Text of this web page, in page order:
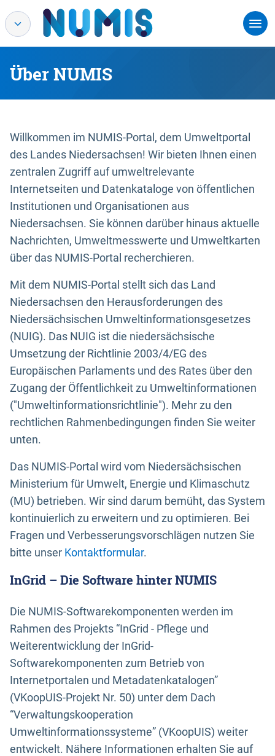
Über NUMIS
Willkommen im NUMIS-Portal, dem Umweltportal
des Landes Niedersachsen! Wir bieten Ihnen einen
zentralen Zugriff auf umweltrelevante
Internetseiten und Datenkataloge von öffentlichen
Institutionen und Organisationen aus
Niedersachsen. Sie können darüber hinaus aktuelle
Nachrichten, Umweltmesswerte und Umweltkarten
über das NUMIS-Portal recherchieren.
Mit dem NUMIS-Portal stellt sich das Land
Niedersachsen den Herausforderungen des
Niedersächsischen Umweltinformationsgesetzes
(NUIG). Das NUIG ist die niedersächsische
Umsetzung der Richtlinie 2003/4/EG des
Europäischen Parlaments und des Rates über den
Zugang der Öffentlichkeit zu Umweltinformationen
("Umweltinformationsrichtlinie"). Mehr zu den
rechtlichen Rahmenbedingungen finden Sie weiter
unten.
Das NUMIS-Portal wird vom Niedersächsischen
Ministerium für Umwelt, Energie und Klimaschutz
(MU) betrieben. Wir sind darum bemüht, das System
kontinuierlich zu erweitern und zu optimieren. Bei
Fragen und Verbesserungsvorschlägen nutzen Sie
bitte unser Kontaktformular.
InGrid – Die Software hinter NUMIS
Die NUMIS-Softwarekomponenten werden im
Rahmen des Projekts “InGrid - Pflege und
Weiterentwicklung der InGrid-
Softwarekomponenten zum Betrieb von
Internetportalen und Metadatenkatalogen”
(VKoopUIS-Projekt Nr. 50) unter dem Dach
“Verwaltungskooperation
Umweltinformationssysteme” (VKoopUIS) weiter
entwickelt. Nähere Informationen erhalten Sie auf